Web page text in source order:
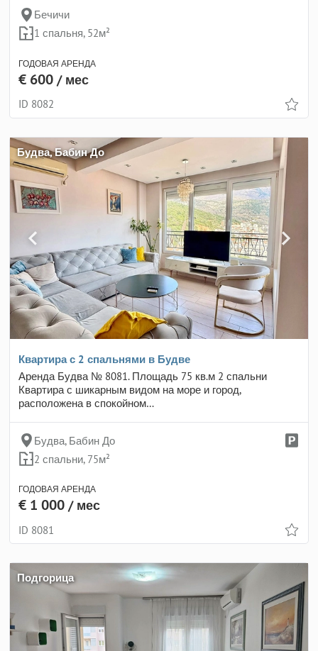
Бечичи
1 спальня, 52м²
ГОДОВАЯ АРЕНДА
€ 600 / мес
ID 8082
Будва, Бабин До
Квартира с 2 спальнями в Будве
Аренда Будва № 8081. Площадь 75 кв.м 2 спальни
Квартира с шикарным видом на море и город,
расположена в спокойном…
Будва, Бабин До
2 спальни, 75м²
ГОДОВАЯ АРЕНДА
€ 1 000 / мес
ID 8081
Подгорица